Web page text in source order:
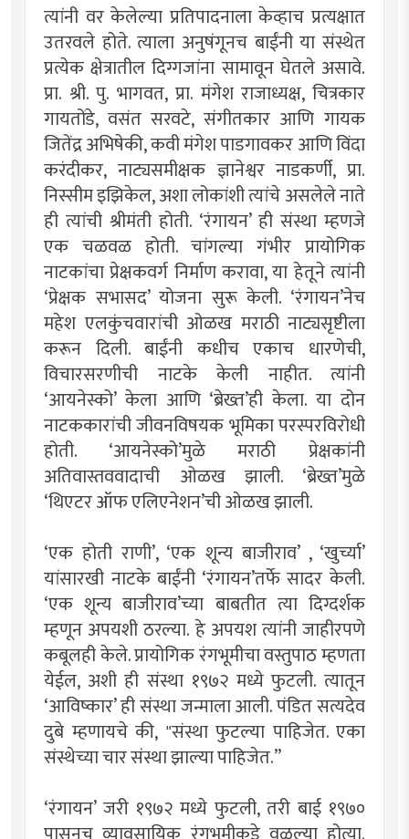
त्यांनी वर केलेल्या प्रतिपादनाला केव्हाच प्रत्यक्षात
उतरवले होते. त्याला अनुषंगूनच बाईंनी या संस्थेत
प्रत्येक क्षेत्रातील दिग्गजांना सामावून घेतले असावे.
प्रा. श्री. पु. भागवत, प्रा. मंगेश राजाध्यक्ष, चित्रकार
गायतोंडे, वसंत सरवटे, संगीतकार आणि गायक
जितेंद्र अभिषेकी, कवी मंगेश पाडगावकर आणि विंदा
करंदीकर, नाट्यसमीक्षक ज्ञानेश्वर नाडकर्णी, प्रा.
निस्सीम इझिकेल, अशा लोकांशी त्यांचे असलेले नाते
ही त्यांची श्रीमंती होती. ‘रंगायन’ ही संस्था म्हणजे
एक चळवळ होती. चांगल्या गंभीर प्रायोगिक
नाटकांचा प्रेक्षकवर्ग निर्माण करावा, या हेतूने त्यांनी
‘प्रेक्षक सभासद’ योजना सुरू केली. ‘रंगायन’नेच
महेश एलकुंचवारांची ओळख मराठी नाट्यसृष्टीला
करून दिली. बाईंनी कधीच एकाच धारणेची,
विचारसरणीची नाटके केली नाहीत. त्यांनी
‘आयनेस्को’ केला आणि ‘ब्रेख्त’ही केला. या दोन
नाटककारांची जीवनविषयक भूमिका परस्परविरोधी
होती. ‘आयनेस्को’मुळे मराठी प्रेक्षकांनी
अतिवास्तववादाची ओळख झाली. ‘ब्रेख्त’मुळे
‘थिएटर ऑफ एलिएनेशन’ची ओळख झाली.
‘एक होती राणी’, ‘एक शून्य बाजीराव’ , ‘खुर्च्या’
यांसारखी नाटके बाईंनी ‘रंगायन’तर्फे सादर केली.
‘एक शून्य बाजीराव’च्या बाबतीत त्या दिग्दर्शक
म्हणून अपयशी ठरल्या. हे अपयश त्यांनी जाहीरपणे
कबूलही केले. प्रायोगिक रंगभूमीचा वस्तुपाठ म्हणता
येईल, अशी ही संस्था १९७२ मध्ये फुटली. त्यातून
‘आविष्कार’ ही संस्था जन्माला आली. पंडित सत्यदेव
दुबे म्हणायचे की, "संस्था फुटल्या पाहिजेत. एका
संस्थेच्या चार संस्था झाल्या पाहिजेत.”
‘रंगायन’ जरी १९७२ मध्ये फुटली, तरी बाई १९७०